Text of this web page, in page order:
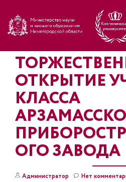
ОТКРЫТИЕ
КЛАССА
ОГО ЗАВОДА
Администратор Нет